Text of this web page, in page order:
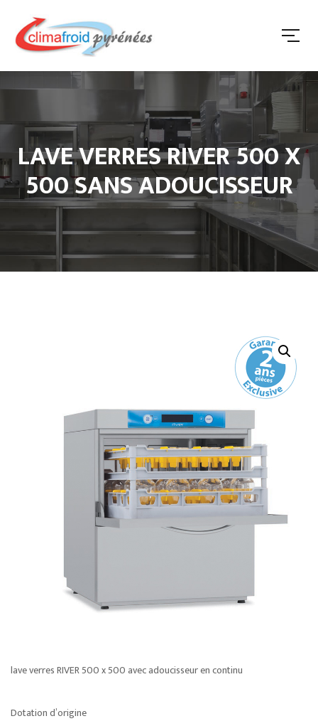
LAVE VERRES RIVER 500 X
500 SANS ADOUCISSEUR
lave verres RIVER 500 x 500 avec adoucisseur en continu
Dotation d’origine